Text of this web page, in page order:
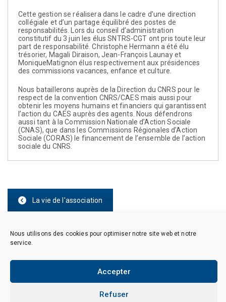
Nous utilisons des cookies pour optimiser notre site web et notre
service.
Accepter
Refuser
Cette gestion se réalisera dans le cadre d’une direction
collégiale et d’un partage équilibré des postes de
responsabilités. Lors du conseil d’administration
constitutif du 3 juin les élus SNTRS-CGT ont pris toute leur
part de responsabilité. Christophe Hermann a été élu
trésorier, Magali Diraison, Jean-François Launay et
MoniqueMatignon élus respectivement aux présidences
des commissions vacances, enfance et culture.
Nous bataillerons auprès de la Direction du CNRS pour le
respect de la convention CNRS/CAES mais aussi pour
obtenir les moyens humains et financiers qui garantissent
l’action du CAES auprès des agents. Nous défendrons
aussi tant à la Commission Nationale d’Action Sociale
(CNAS), que dans les Commissions Régionales d’Action
Sociale (CORAS) le financement de l’ensemble de l’action
sociale du CNRS.
La vie de l'association
Politique de confidentialité
Crédits